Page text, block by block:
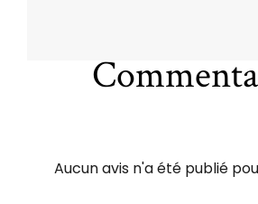
Aucun avis n'a été publié